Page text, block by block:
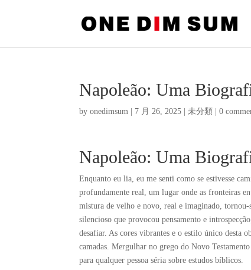
Napoleão: Uma
byonedimsum 7 月 26, 2025 |未分類 |0
Napoleão: Uma
Enquanto eu lia, eu me senti como se estivesse
profundamente real, um lugar onde as fronteiras
mistura de velho e novo, real e imaginado,
silencioso que provocou pensamento e
desafiar. As cores vibrantes e o estilo único desta
camadas. Mergulhar no grego do Novo
para qualquer pessoa séria sobre estudos bíblicos.